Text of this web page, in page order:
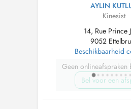
AYLIN
Kinesist
14, Rue Prince
9052
Beschikbaarheid
Geen onlineafspraken
Bel voor een